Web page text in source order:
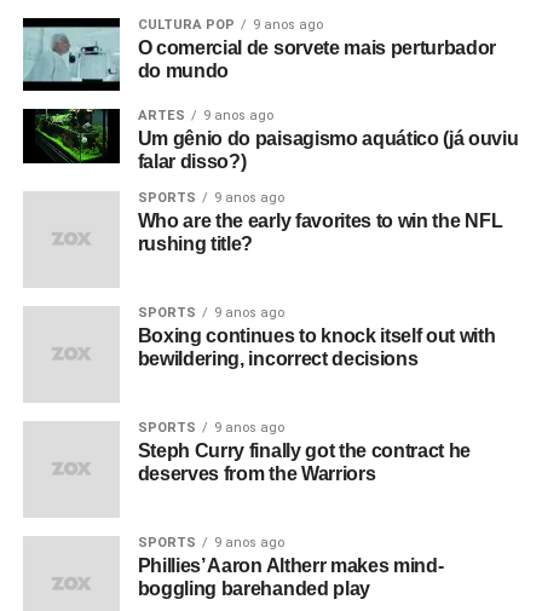
CULTURA POP 9 anos ago
O comercial de sorvete mais perturbador
do mundo
ARTES 9 anos ago
Um gênio do paisagismo aquático (já ouviu
falar disso?)
SPORTS 9 anos ago
Who are the early favorites to win the NFL
rushing title?
SPORTS 9 anos ago
Boxing continues to knock itself out with
bewildering, incorrect decisions
SPORTS 9 anos ago
Steph Curry finally got the contract he
deserves from the Warriors
SPORTS 9 anos ago
Phillies’ Aaron Altherr makes mind-
boggling barehanded play